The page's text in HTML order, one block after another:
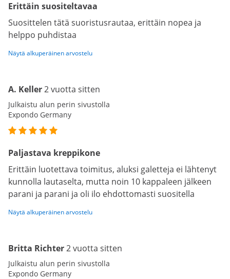
Erittäin suositeltavaa
Suosittelen tätä suoristusrautaa, erittäin nopea ja
helppo puhdistaa
Näytä alkuperäinen arvostelu
A. Keller2 vuotta sitten
Julkaistu alun perin sivustolla
Expondo Germany
Paljastava kreppikone
Erittäin luotettava toimitus, aluksi galetteja ei lähtenyt
kunnolla lautaselta, mutta noin 10 kappaleen jälkeen
parani ja parani ja oli ilo ehdottomasti suositella
Näytä alkuperäinen arvostelu
Britta Richter2 vuotta sitten
Julkaistu alun perin sivustolla
Expondo Germany